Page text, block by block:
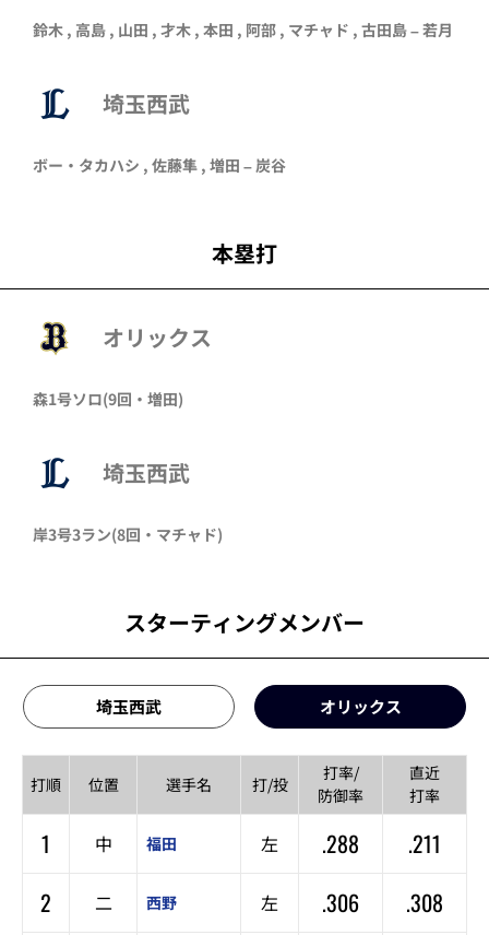
鈴木 , 高島 , 山田 , 才木 , 本田 , 阿部 , マチャド , 古田島–若月
埼玉西武
ボー・タカハシ , 佐藤隼 , 増田 – 炭谷
本塁打
オリックス
森1号ソロ(9回・ 増田)
埼玉西武
岸3号3ラン(8回・ マチャド)
スターティングメンバー
埼玉西武 オリックス
打順 位置 選手名 打/投
打率/
防御率
直近
打率
1 中 福田 左 .288
.211
2
二 西野 左 .306
.308